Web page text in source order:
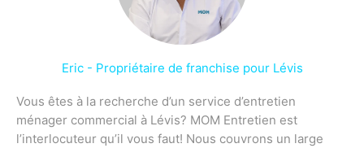
Eric - Propriétaire de franchise pour Lévis
Vous êtes à la recherche d’un service d’entretien
ménager commercial à Lévis? MOM Entretien est
l’interlocuteur qu’il vous faut! Nous couvrons un large